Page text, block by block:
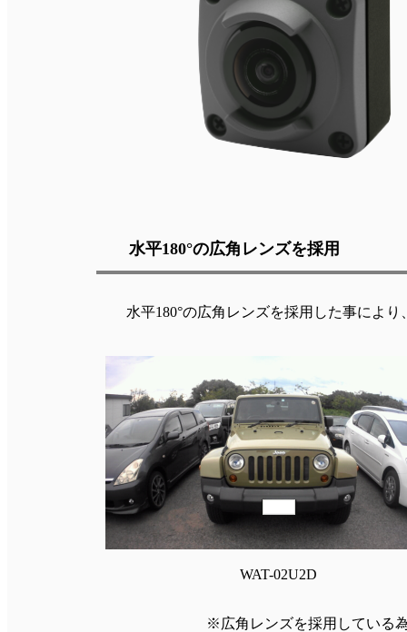
水平180°の広角レンズを採用
水平180°の広角レンズを採用した事により
WAT-02U2D
※広角レンズを採用している